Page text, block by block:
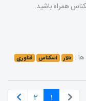
همراه باشید.
: دلار اسکناس فناوری
۱ ۲